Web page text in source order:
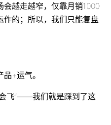
越走越窄，仅靠月销1000
作的；所以，我们只能复盘
+运气。
飞”——我们就是踩到了这